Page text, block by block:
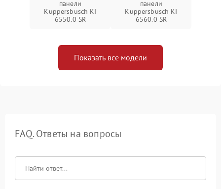
панели
Kuppersbusch KI
6550.0 SR
панели
Kuppersbusch KI
6560.0 SR
Показать все модели
FAQ. Ответы на вопросы